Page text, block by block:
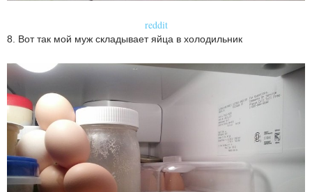
reddit
8. Вот так мой муж складывает яйца в холодильник